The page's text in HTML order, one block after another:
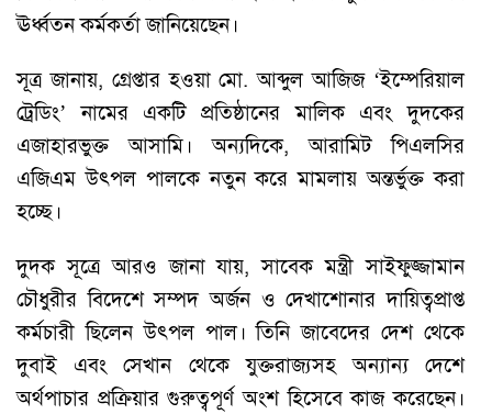
ঊর্ধ্বতন কর্মকর্তা জানিয়েছেন।
সূত্র জানায়, গ্রেপ্তার হওয়া মো. আব্দুল আজিজ ‘ইম্পেরিয়াল
ট্রেডিং’ নামের একটি প্রতিষ্ঠানের মালিক এবং দুদকের
এজাহারভুক্ত আসামি। অন্যদিকে, আরামিট পিএলসির
এজিএম উৎপল পালকে নতুন করে মামলায় অন্তর্ভুক্ত করা
হচ্ছে।
দুদক সূত্রে আরও জানা যায়, সাবেক মন্ত্রী সাইফুজ্জামান
চৌধুরীর বিদেশে সম্পদ অর্জন ও দেখাশোনার দায়িত্বপ্রাপ্ত
কর্মচারী ছিলেন উৎপল পাল। তিনি জাবেদের দেশ থেকে
দুবাই এবং সেখান থেকে যুক্তরাজ্যসহ অন্যান্য দেশে
অর্থপাচার প্রক্রিয়ার গুরুত্বপূর্ণ অংশ হিসেবে কাজ করেছেন।